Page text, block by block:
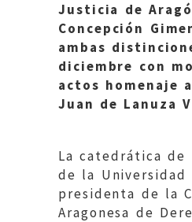
Justicia de
Concepción
ambas
diciembre con
actos homenaje
Juan de Lanuza V
La catedrática de
de la Universidad
presidenta de la
Aragonesa de